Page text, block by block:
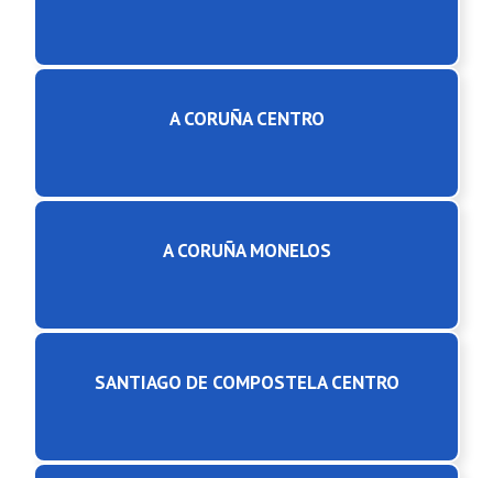
A CORUÑA CENTRO
A CORUÑA MONELOS
SANTIAGO DE COMPOSTELA CENTRO